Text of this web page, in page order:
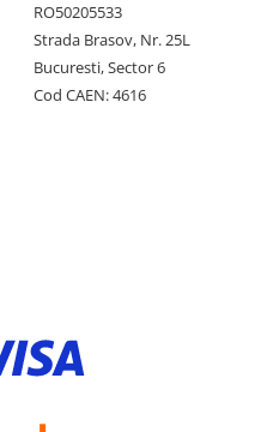
RO50205533
Strada Brasov, Nr. 25L
Bucuresti, Sector 6
Cod CAEN: 4616